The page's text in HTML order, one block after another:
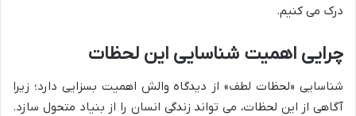
درک می کنیم.
چرایی اهمیت شناسایی این لحظات
شناسایی «لحظات لطف» از دیدگاه والش اهمیت بسزایی دارد؛ زیرا
آگاهی از این لحظات، می تواند زندگی انسان را از بنیاد متحول سازد.